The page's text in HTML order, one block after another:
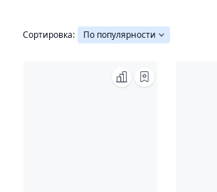
Сортировка: По популярности